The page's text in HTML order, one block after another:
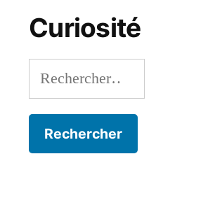
Curiosité
Rechercher :